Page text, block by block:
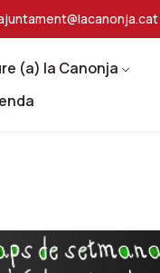
(a) la Canonja